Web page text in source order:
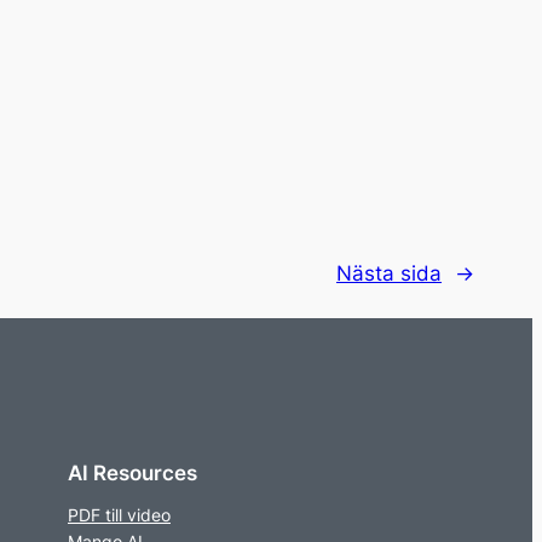
Nästa sida →
AI Resources
PDF till video